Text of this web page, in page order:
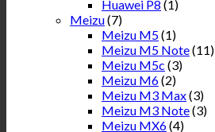
Huawei P8 (1)
Meizu(7)
Meizu M5(1)
Meizu M5 Note(11)
Meizu M5c (3)
Meizu M6(2)
Meizu M3 Max(3)
Meizu M3 Note(3)
Meizu MX6(4)